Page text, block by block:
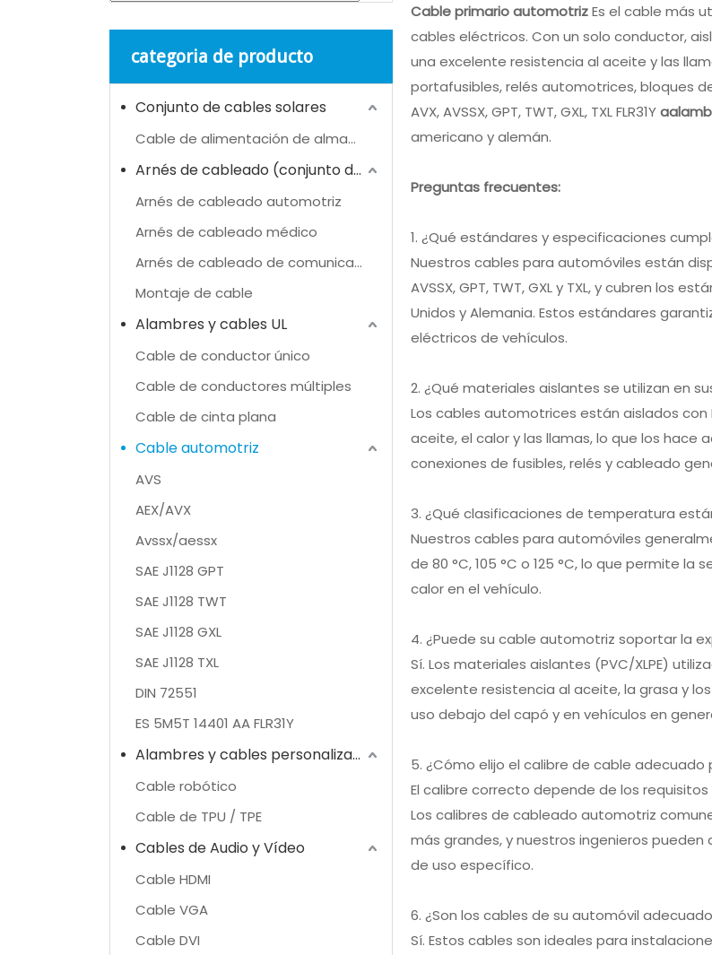
categoria de producto
Conjunto de cables solares
Cable de alimentación de almacenamiento de energía (ESS)
Arnés de cableado (conjunto de cables)
Arnés de cableado automotriz
Arnés de cableado médico
Arnés de cableado de comunicación
Montaje de cable
Alambres y cables UL
Cable de conductor único
Cable de conductores múltiples
Cable de cinta plana
Cable automotriz
AVS
AEX/AVX
Avssx/aessx
SAE J1128 GPT
SAE J1128 TWT
SAE J1128 GXL
SAE J1128 TXL
DIN 72551
ES 5M5T 14401 AA FLR31Y
Alambres y cables personalizados
Cable robótico
Cable de TPU / TPE
Cables de Audio y Vídeo
Cable HDMI
Cable VGA
Cable DVI
Cable primario automotrizEs el cable más
cables eléctricos. Con un solo conductor,
una excelente resistencia al aceite y las
portafusibles, relés automotrices, bloques
AVX, AVSSX, GPT, TWT, GXL, TXL FLR31Ya
americano y alemán.
Preguntas frecuentes:
1. ¿Qué estándares y especificaciones
Nuestros cables para automóviles están
AVSSX, GPT, TWT, GXL y TXL, y cubren los
Unidos y Alemania. Estos estándares
eléctricos de vehículos.
2. ¿Qué materiales aislantes se utilizan en
Los cables automotrices están aislados con
aceite, el calor y las llamas, lo que los
conexiones de fusibles, relés y cableado
3. ¿Qué clasificaciones de temperatura
Nuestros cables para automóviles
de 80 °C, 105 °C o 125 °C, lo que permite
calor en el vehículo.
4. ¿Puede su cable automotriz soportar la
Sí. Los materiales aislantes (PVC/XLPE)
excelente resistencia al aceite, la grasa y
uso debajo del capó y en vehículos en
5. ¿Cómo elijo el calibre de cable
El calibre correcto depende de los
Los calibres de cableado automotriz
más grandes, y nuestros ingenieros
de uso específico.
6. ¿Son los cables de su automóvil
Sí. Estos cables son ideales para